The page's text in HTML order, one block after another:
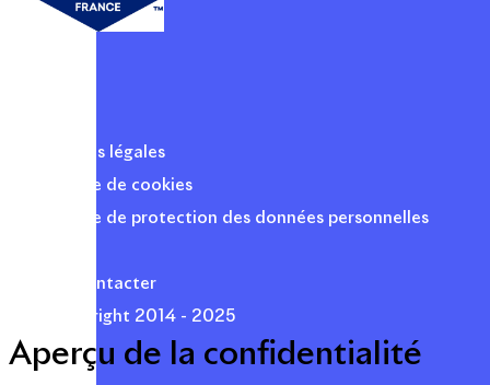
Mentions légales
Politique de cookies
Politique de protection des données personnelles
Nous contacter
© Copyright 2014 - 2025
Aperçu de la confidentialité